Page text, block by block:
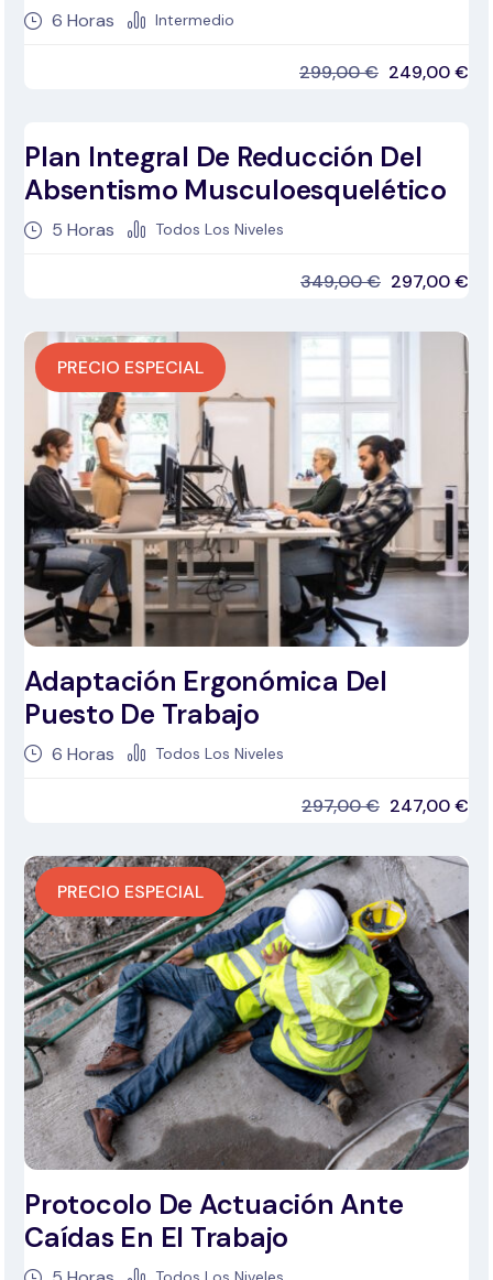
6 Horas Intermedio
299,00€ 249,00€
PRECIO ESPECIAL
Plan Integral De Reducción Del
Absentismo Musculoesquelético
5 Horas Todos Los Niveles
349,00€ 297,00€
PRECIO ESPECIAL
Adaptación Ergonómica Del
Puesto De Trabajo
6 Horas Todos Los Niveles
297,00€ 247,00€
PRECIO ESPECIAL
Protocolo De Actuación Ante
Caídas En El Trabajo